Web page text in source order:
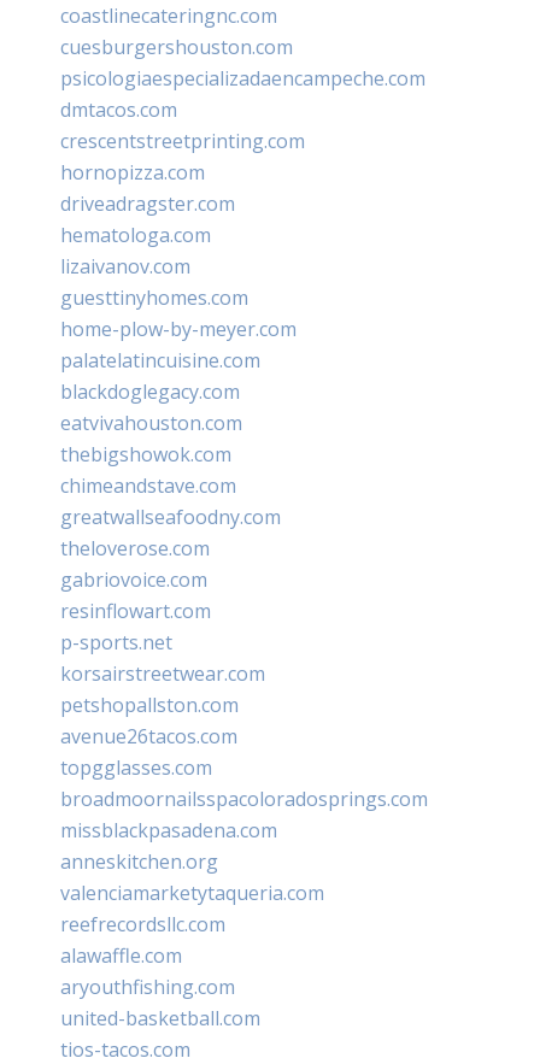
coastlinecateringnc.com
cuesburgershouston.com
psicologiaespecializadaencampeche.com
dmtacos.com
crescentstreetprinting.com
hornopizza.com
driveadragster.com
hematologa.com
lizaivanov.com
guesttinyhomes.com
home-plow-by-meyer.com
palatelatincuisine.com
blackdoglegacy.com
eatvivahouston.com
thebigshowok.com
chimeandstave.com
greatwallseafoodny.com
theloverose.com
gabriovoice.com
resinflowart.com
p-sports.net
korsairstreetwear.com
petshopallston.com
avenue26tacos.com
topgglasses.com
broadmoornailsspacoloradosprings.com
missblackpasadena.com
anneskitchen.org
valenciamarketytaqueria.com
reefrecordsllc.com
alawaffle.com
aryouthfishing.com
united-basketball.com
tios-tacos.com